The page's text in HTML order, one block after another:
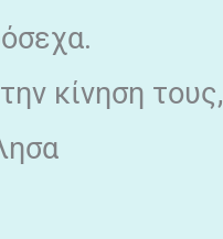
κίνηση τους,